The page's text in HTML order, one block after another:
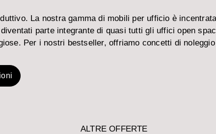
La nostra gamma di mobili per ufficio è
parte integrante di quasi tutti gli uffici open
Per i nostri bestseller, offriamo concetti di noleggio
ALTRE OFFERTE